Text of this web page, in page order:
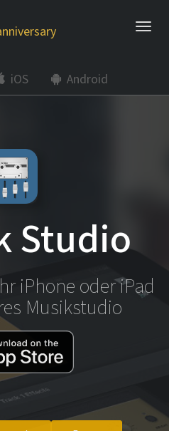
iOS Android
Studio
iPhone oder iPad
Musikstudio